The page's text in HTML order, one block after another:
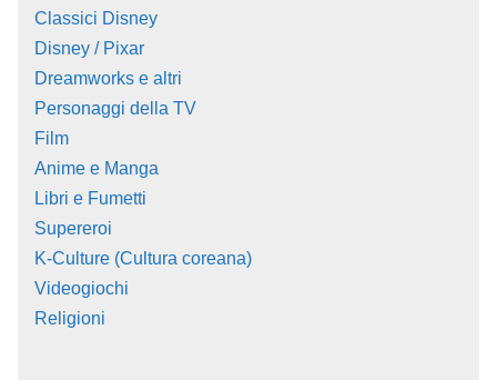
Classici Disney
Disney / Pixar
Dreamworks e altri
Personaggi della TV
Film
Anime e Manga
Libri e Fumetti
Supereroi
K-Culture (Cultura coreana)
Videogiochi
Religioni